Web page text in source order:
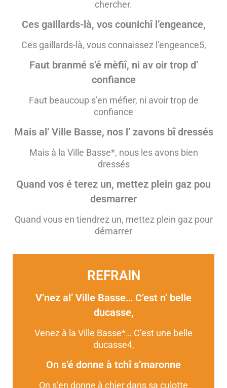
chercher.
Ces gaillards-là, vos counichî l’engeance,
Ces gaillards-là, vous connaissez l’engeance5,
Faut branmé s’é mèfiî, ni av oir trop d’
confiance
Faut beaucoup s’en méfier, ni avoir trop de
confiance
Mais al’ Ville Basse, nos l’ zavons bî dressés
Mais à la Ville Basse*, nous les avons bien
dressés
Quand vos é terez un, mettez plein gaz pou
desmarrer
Quand vous en tiendrez un, mettez plein gaz pour
démarrer
REFRAIN
V’nez al’ Ville Basse… C’est n’ belle
ducasse,
Venez à la Ville Basse*… C’est une belle
ducasse4,
On s’é donne à tchî s’maronne
On s’en donne à chier dans sa culotte